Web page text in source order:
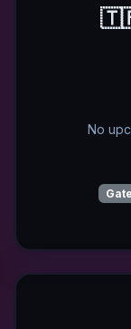
No
Gate